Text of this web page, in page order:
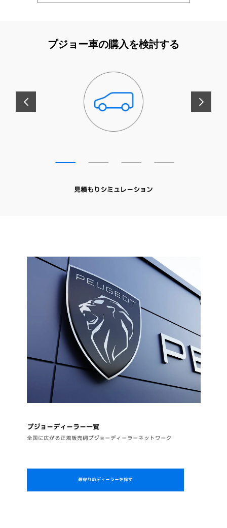
プジョー車の購入を検討する
前へ 次へ
見積もりシミュレーション
プジョーディーラー一覧
全国に広がる正規販売網プジョーディーラーネットワーク
最寄りのディーラーを探す